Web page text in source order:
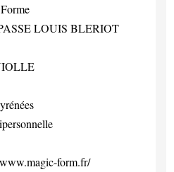
LOUIS BLERIOT
form.fr/